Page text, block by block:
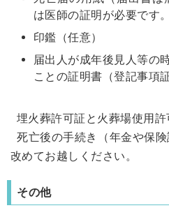
は医師の証明が必要です。
印鑑（任意）
届出人が成年後見人等の
ことの証明書（登記事項
埋火葬許可証と火葬場使用許
死亡後の手続き（年金や保
改めてお越しください。
その他